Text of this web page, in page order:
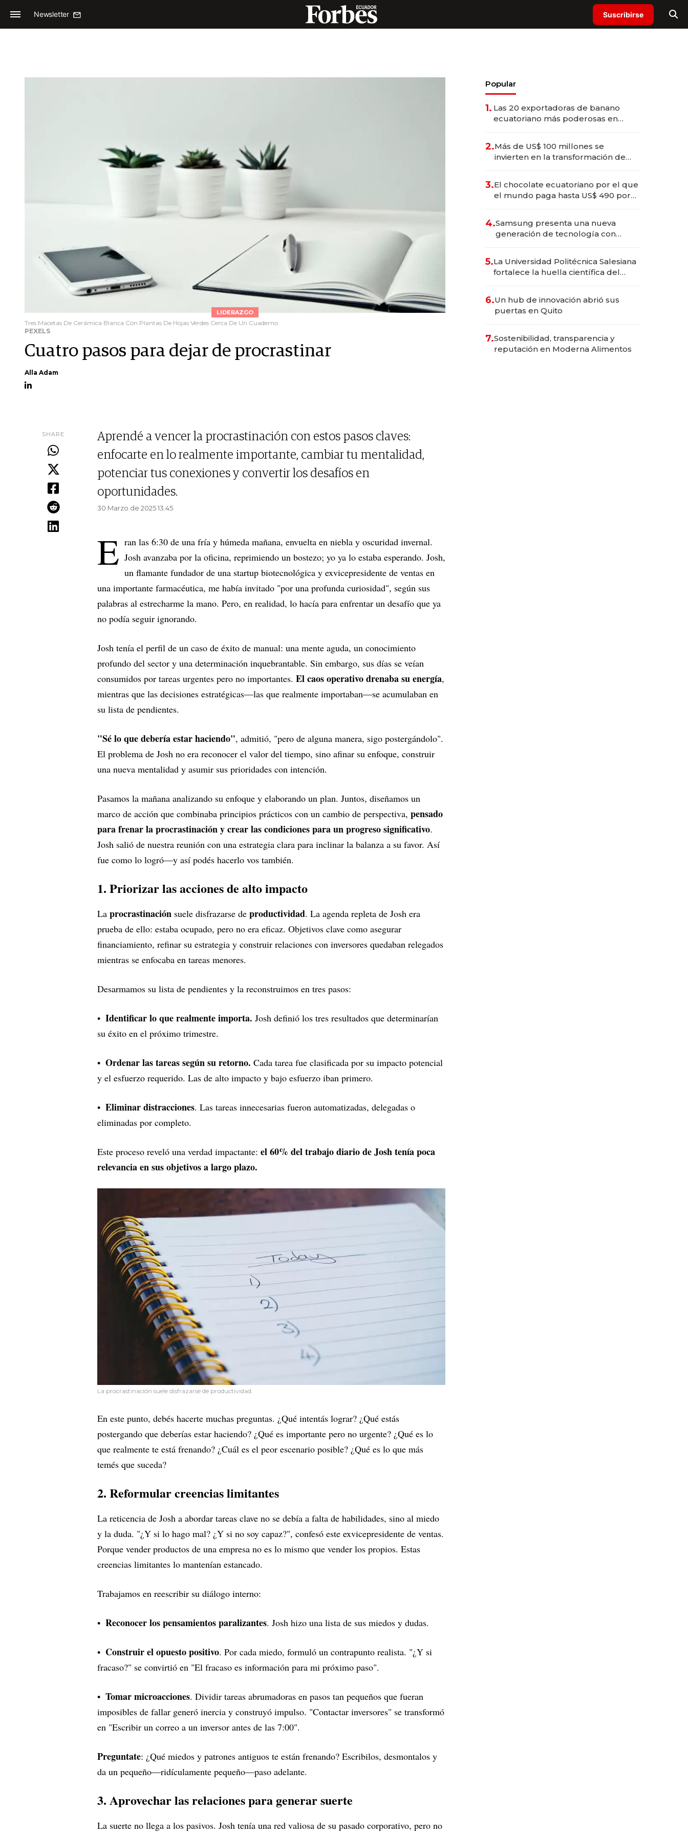
Newsletter Suscribirse
LIDERAZGO
Tres Macetas De Cerámica Blanca Con Plantas De Hojas Verdes Cerca De Un Cuaderno
PEXELS
Cuatro pasos para dejar de procrastinar
Alla Adam
SHARE
Aprendé a vencer la procrastinación con estos pasos claves:
enfocarte en lo realmente importante, cambiar tu mentalidad,
potenciar tus conexiones y convertir los desafíos en
oportunidades.
30 Marzo de 2025 13.45
E ran las 6:30 de una fría y húmeda mañana, envuelta en niebla y oscuridad invernal.
Josh avanzaba por la oficina, reprimiendo un bostezo; yo ya lo estaba esperando. Josh,
un flamante fundador de una startup biotecnológica y exvicepresidente de ventas en
una importante farmacéutica, me había invitado "por una profunda curiosidad", según sus
palabras al estrecharme la mano. Pero, en realidad, lo hacía para enfrentar un desafío que ya
no podía seguir ignorando.
Josh tenía el perfil de un caso de éxito de manual: una mente aguda, un conocimiento
profundo del sector y una determinación inquebrantable. Sin embargo, sus días se veían
consumidos por tareas urgentes pero no importantes. El caos operativo drenaba su energía,
mientras que las decisiones estratégicas—las que realmente importaban—se acumulaban en
su lista de pendientes.
"Sé lo que debería estar haciendo", admitió, "pero de alguna manera, sigo postergándolo".
El problema de Josh no era reconocer el valor del tiempo, sino afinar su enfoque, construir
una nueva mentalidad y asumir sus prioridades con intención.
Pasamos la mañana analizando su enfoque y elaborando un plan. Juntos, diseñamos un
marco de acción que combinaba principios prácticos con un cambio de perspectiva, pensado
para frenar la procrastinación y crear las condiciones para un progreso significativo.
Josh salió de nuestra reunión con una estrategia clara para inclinar la balanza a su favor. Así
fue como lo logró—y así podés hacerlo vos también.
1. Priorizar las acciones de alto impacto
La procrastinación suele disfrazarse de productividad. La agenda repleta de Josh era
prueba de ello: estaba ocupado, pero no era eficaz. Objetivos clave como asegurar
financiamiento, refinar su estrategia y construir relaciones con inversores quedaban relegados
mientras se enfocaba en tareas menores.
Desarmamos su lista de pendientes y la reconstruimos en tres pasos:
Identificar lo que realmente importa. Josh definió los tres resultados que determinarían
su éxito en el próximo trimestre.
Ordenar las tareas según su retorno. Cada tarea fue clasificada por su impacto potencial
y el esfuerzo requerido. Las de alto impacto y bajo esfuerzo iban primero.
Eliminar distracciones. Las tareas innecesarias fueron automatizadas, delegadas o
eliminadas por completo.
Este proceso reveló una verdad impactante: el 60% del trabajo diario de Josh tenía poca
relevancia en sus objetivos a largo plazo.
La procrastinación suele disfrazarse de productividad.
En este punto, debés hacerte muchas preguntas. ¿Qué intentás lograr? ¿Qué estás
postergando que deberías estar haciendo? ¿Qué es importante pero no urgente? ¿Qué es lo
que realmente te está frenando? ¿Cuál es el peor escenario posible? ¿Qué es lo que más
temés que suceda?
2. Reformular creencias limitantes
La reticencia de Josh a abordar tareas clave no se debía a falta de habilidades, sino al miedo
y la duda. "¿Y si lo hago mal? ¿Y si no soy capaz?", confesó este exvicepresidente de ventas.
Porque vender productos de una empresa no es lo mismo que vender los propios. Estas
creencias limitantes lo mantenían estancado.
Trabajamos en reescribir su diálogo interno:
Reconocer los pensamientos paralizantes. Josh hizo una lista de sus miedos y dudas.
Construir el opuesto positivo. Por cada miedo, formuló un contrapunto realista. "¿Y si
fracaso?" se convirtió en "El fracaso es información para mi próximo paso".
Tomar microacciones. Dividir tareas abrumadoras en pasos tan pequeños que fueran
imposibles de fallar generó inercia y construyó impulso. "Contactar inversores" se transformó
en "Escribir un correo a un inversor antes de las 7:00".
Preguntate: ¿Qué miedos y patrones antiguos te están frenando? Escribilos, desmontalos y
da un pequeño—ridículamente pequeño—paso adelante.
3. Aprovechar las relaciones para generar suerte
La suerte no llega a los pasivos. Josh tenía una red valiosa de su pasado corporativo, pero no
Popular
1. Las 20 exportadoras de banano
ecuatoriano más poderosas en
2.Más de US$ 100 millones se
invierten en la transformación de
3.El chocolate ecuatoriano por el que
el mundo paga hasta US$ 490 por
4.Samsung presenta una nueva
generación de tecnología con
5.La Universidad Politécnica Salesiana
fortalece la huella científica del
6.Un hub de innovación abrió sus
puertas en Quito
7.Sostenibilidad, transparencia y
reputación en Moderna Alimentos